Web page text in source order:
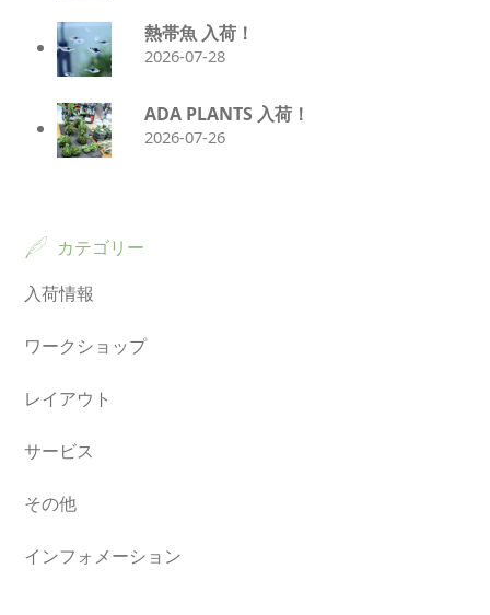
熱帯魚 入荷！
2026-07-28
ADA PLANTS 入荷！
2026-07-26
カテゴリー
入荷情報
ワークショップ
レイアウト
サービス
その他
インフォメーション